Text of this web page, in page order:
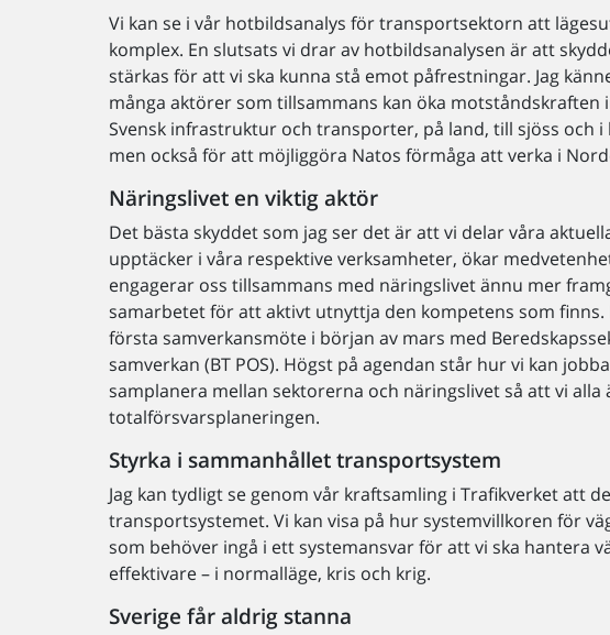
Vi kan se i vår hotbildsanalys för transportsektorn att
komplex. En slutsats vi drar av hotbildsanalysen är att
stärkas för att vi ska kunna stå emot påfrestningar. Jag
många aktörer som tillsammans kan öka
Svensk infrastruktur och transporter, på land, till sjöss och
men också för att möjliggöra Natos förmåga att verka i
Näringslivet en viktig aktör
Det bästa skyddet som jag ser det är att vi delar våra
upptäcker i våra respektive verksamheter, ökar
engagerar oss tillsammans med näringslivet ännu mer
samarbetet för att aktivt utnyttja den kompetens som
första samverkansmöte i början av mars med
samverkan (BT POS). Högst på agendan står hur vi kan
samplanera mellan sektorerna och näringslivet så att vi alla
totalförsvarsplaneringen.
Styrka i sammanhållet transportsystem
Jag kan tydligt se genom vår kraftsamling i Trafikverket att
transportsystemet. Vi kan visa på hur systemvillkoren för
som behöver ingå i ett systemansvar för att vi ska hantera
effektivare – i normalläge, kris och krig.
Sverige får aldrig stanna